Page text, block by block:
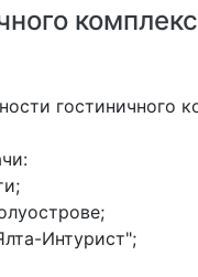
гостиничного
Интурист";